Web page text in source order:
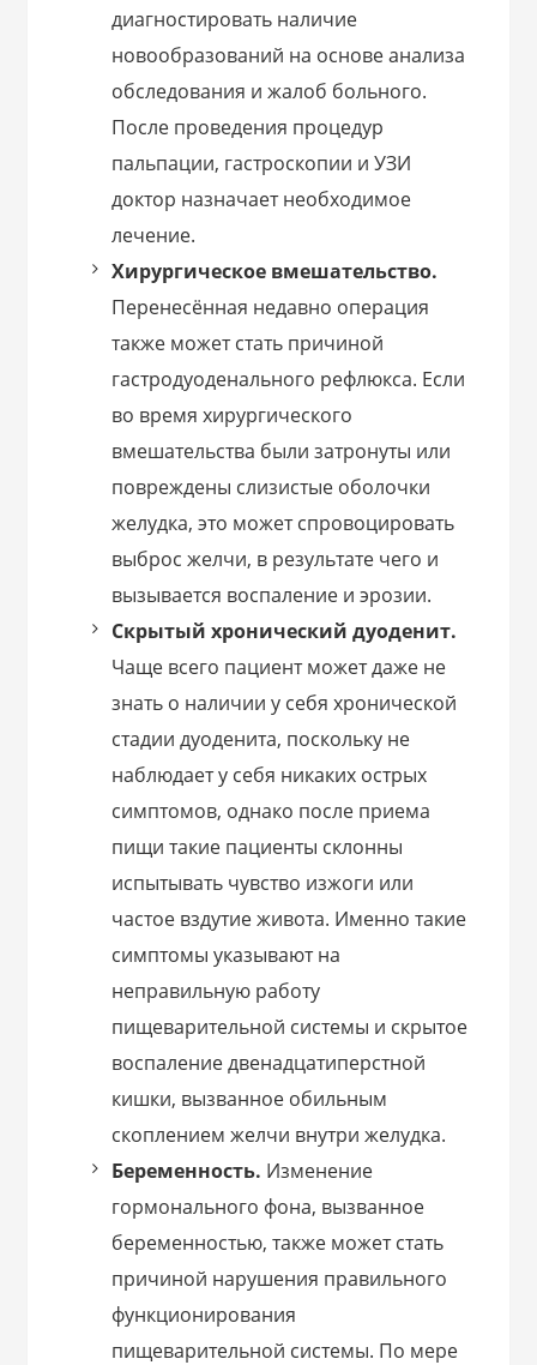
диагностировать наличие
новообразований на основе анализа
обследования и жалоб больного.
После проведения процедур
пальпации, гастроскопии и УЗИ
доктор назначает необходимое
лечение.
Хирургическое вмешательство.
Перенесённая недавно операция
также может стать причиной
гастродуоденального рефлюкса. Если
во время хирургического
вмешательства были затронуты или
повреждены слизистые оболочки
желудка, это может спровоцировать
выброс желчи, в результате чего и
вызывается воспаление и эрозии.
Скрытый хронический дуоденит.
Чаще всего пациент может даже не
знать о наличии у себя хронической
стадии дуоденита, поскольку не
наблюдает у себя никаких острых
симптомов, однако после приема
пищи такие пациенты склонны
испытывать чувство изжоги или
частое вздутие живота. Именно такие
симптомы указывают на
неправильную работу
пищеварительной системы и скрытое
воспаление двенадцатиперстной
кишки, вызванное обильным
скоплением желчи внутри желудка.
Беременность. Изменение
гормонального фона, вызванное
беременностью, также может стать
причиной нарушения правильного
функционирования
пищеварительной системы. По мере